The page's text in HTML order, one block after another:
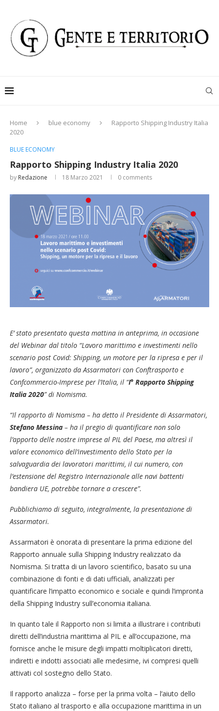
Home blue economy
Rapporto Shipping Industry Italia
2020
BLUE ECONOMY
Rapporto Shipping Industry Italia 2020
by Redazione 18 Marzo 2021 0 comments
E’ stato presentato questa mattina in anteprima, in occasione
del Webinar dal titolo “Lavoro marittimo e investimenti nello
scenario post Covid: Shipping, un motore per la ripresa e per il
lavoro”, organizzato da Assarmatori con Conftrasporto e
Confcommercio-Imprese per l’Italia, il “I° Rapporto Shipping
Italia 2020” di Nomisma.
“Il rapporto di Nomisma – ha detto il Presidente di Assarmatori,
Stefano Messina – ha il pregio di quantificare non solo
l’apporto delle nostre imprese al PIL del Paese, ma altresì il
valore economico dell’investimento dello Stato per la
salvaguardia dei lavoratori marittimi, il cui numero, con
l’estensione del Registro Internazionale alle navi battenti
bandiera UE, potrebbe tornare a crescere”.
Pubblichiamo di seguito, integralmente, la presentazione di
Assarmatori.
Assarmatori è onorata di presentare la prima edizione del
Rapporto annuale sulla Shipping Industry realizzato da
Nomisma. Si tratta di un lavoro scientifico, basato su una
combinazione di fonti e di dati ufficiali, analizzati per
quantificare l’impatto economico e sociale e quindi l’impronta
della Shipping Industry sull’economia italiana.
In quanto tale il Rapporto non si limita a illustrare i contributi
diretti dell’industria marittima al PIL e all’occupazione, ma
fornisce anche le misure degli impatti moltiplicatori diretti,
indiretti e indotti associati alle medesime, ivi compresi quelli
attivati col sostegno dello Stato.
Il rapporto analizza – forse per la prima volta – l’aiuto dello
Stato italiano al trasporto e alla occupazione marittima in un